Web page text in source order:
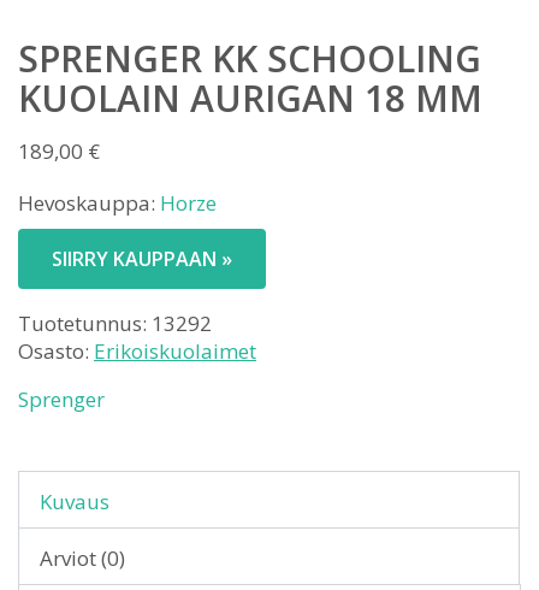
SPRENGER KK SCHOOLING
KUOLAIN AURIGAN 18 MM
189,00 €
Hevoskauppa: Horze
SIIRRY KAUPPAAN »
Tuotetunnus: 13292
Osasto: Erikoiskuolaimet
Sprenger
Kuvaus
Arviot (0)